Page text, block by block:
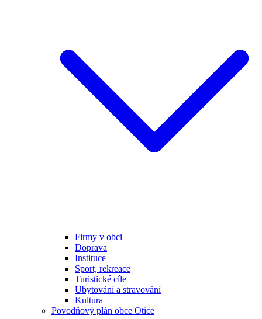
Firmy v obci
Doprava
Instituce
Sport, rekreace
Turistické cíle
Ubytování a stravování
Kultura
Povodňový plán obce Otice